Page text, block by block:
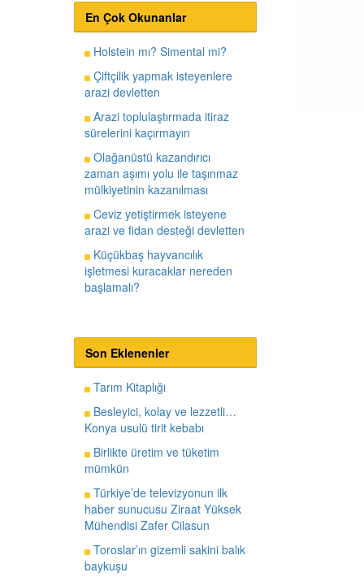
En Çok Okunanlar
Holstein mı? Simental mi?
Çiftçilik yapmak isteyenlere
arazi devletten
Arazi toplulaştırmada itiraz
sürelerini kaçırmayın
Olağanüstü kazandırıcı
zaman aşımı yolu ile taşınmaz
mülkiyetinin kazanılması
Ceviz yetiştirmek isteyene
arazi ve fidan desteği devletten
Küçükbaş hayvancılık
işletmesi kuracaklar nereden
başlamalı?
Son Eklenenler
Tarım Kitaplığı
Besleyici, kolay ve lezzetli…
Konya usulü tirit kebabı
Birlikte üretim ve tüketim
mümkün
Türkiye’de televizyonun ilk
haber sunucusu Ziraat Yüksek
Mühendisi Zafer Cilasun
Toroslar’ın gizemli sakini balık
baykuşu